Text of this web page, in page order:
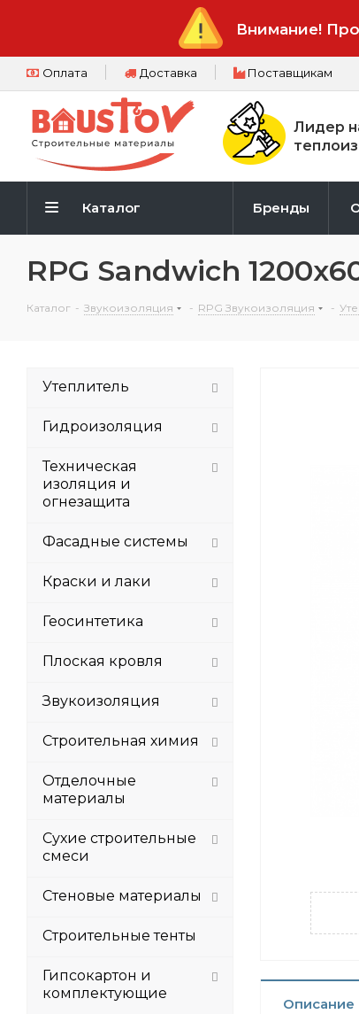
Внимание!
Оплата Доставка Поставщикам
Лидер
Каталог Бренды
RPG Sandwich
Каталог - Звукоизоляция - RPG Звукоизоляция -
Описание
Утеплитель
Гидроизоляция
Техническая
изоляция и
огнезащита
Фасадные системы
Краски и лаки
Геосинтетика
Плоская кровля
Звукоизоляция
Строительная химия
Отделочные
материалы
Сухие строительные
смеси
Стеновые материалы
Строительные тенты
Гипсокартон и
комплектующие